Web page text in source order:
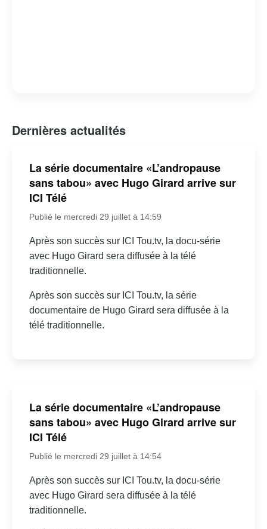
Dernières actualités
La série documentaire «L’andropause
sans tabou» avec Hugo Girard arrive sur
ICI Télé
Publié le mercredi 29 juillet à 14:59
Après son succès sur ICI Tou.tv, la docu-série
avec Hugo Girard sera diffusée à la télé
traditionnelle.
Après son succès sur ICI Tou.tv, la série
documentaire de Hugo Girard sera diffusée à la
télé traditionnelle.
La série documentaire «L’andropause
sans tabou» avec Hugo Girard arrive sur
ICI Télé
Publié le mercredi 29 juillet à 14:54
Après son succès sur ICI Tou.tv, la docu-série
avec Hugo Girard sera diffusée à la télé
traditionnelle.